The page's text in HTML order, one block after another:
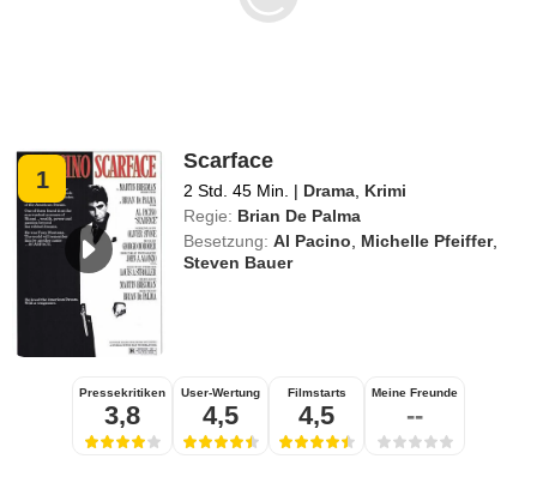
1
Scarface
2 Std. 45 Min. | Drama Krimi
Regie: Brian De Palma
Besetzung: Al Pacino Michelle Pfeiffer,
Steven Bauer
Pressekritiken
3,8
User-Wertung
4,5
Filmstarts
4,5
Meine Freunde
--